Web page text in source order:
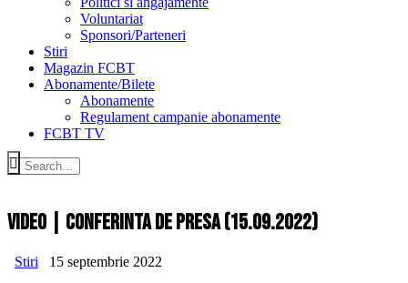
Voluntariat
Sponsori/Parteneri
Stiri
Magazin FCBT
Abonamente/Bilete
Abonamente
Regulament campanie abonamente
FCBT TV
Video | Conferinta de presa (15.09.2022)
Stiri
15 septembrie 2022